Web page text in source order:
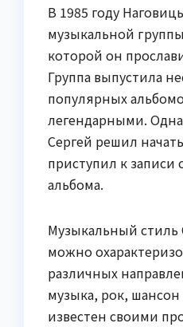
В 1985 году
музыкальной
которой он
Группа выпустила
популярных
легендарными.
Сергей решил
приступил к записи
альбома.
Музыкальный стиль
можно
различных
музыка, рок,
известен своими